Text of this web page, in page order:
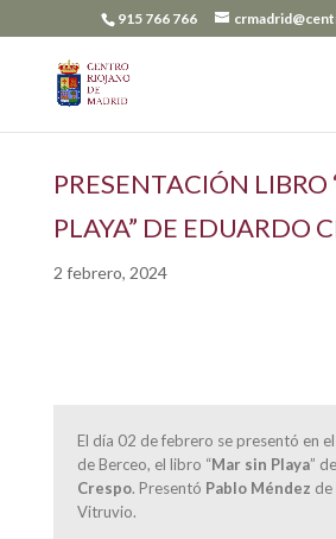
915 766 766
PRESENTACIÓN LIBRO
PLAYA” DE EDUARDO
2 febrero, 2024
El día 02 de febrero se presentó en
de Berceo, el libro “Mar sin Playa”
Crespo. Presentó Pablo Méndez de
Vitruvio.